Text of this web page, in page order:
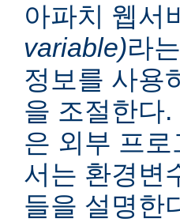
아파치 웹서
variable)라
정보를 사용
을 조절한다
은 외부 프
서는 환경변
들을 설명한